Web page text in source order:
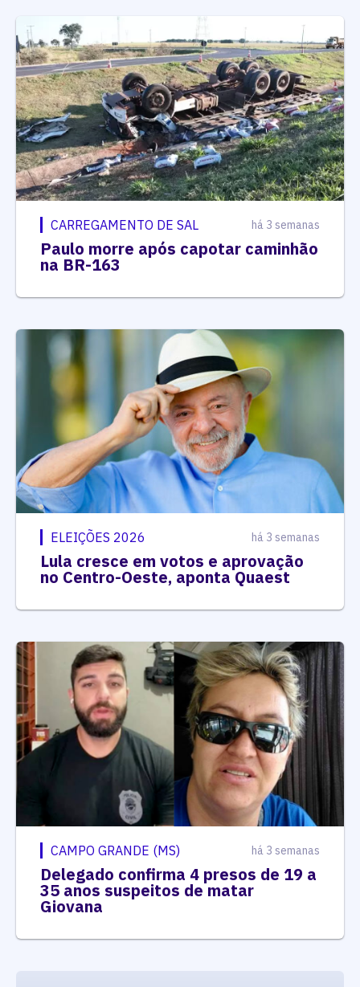
CARREGAMENTO DE SAL há 3 semanas
Paulo morre após capotar caminhão
na BR-163
ELEIÇÕES 2026 há 3 semanas
Lula cresce em votos e aprovação
no Centro-Oeste, aponta Quaest
CAMPO GRANDE (MS) há 3 semanas
Delegado confirma 4 presos de 19 a
35 anos suspeitos de matar
Giovana